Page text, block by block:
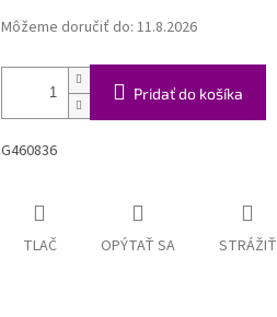
Môžeme doručiť do: 11.8.2026
Pridať do košíka
G460836
TLAČ OPÝTAŤ SA STRÁŽIŤ